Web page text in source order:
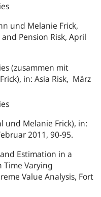
und Melanie Frick,
Pension Risk, April
(zusammen mit
in: Asia Risk, März
und Melanie Frick), in:
2011, 90-95.
Estimation in a
Time Varying
Value Analysis, Fort